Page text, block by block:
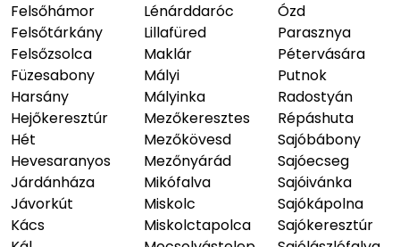
Felsőhámor
Felsőtárkány
Felsőzsolca
Füzesabony
Harsány
Hejőkeresztúr
Hét
Hevesaranyos
Járdánháza
Jávorkút
Kács
Lénárddaróc
Lillafüred
Maklár
Mályi
Mályinka
Mezőkeresztes
Mezőkövesd
Mezőnyárád
Mikófalva
Miskolc
Miskolctapolca
Ózd
Parasznya
Pétervására
Putnok
Radostyán
Répáshuta
Sajóbábony
Sajóecseg
Sajóivánka
Sajókápolna
Sajókeresztúr